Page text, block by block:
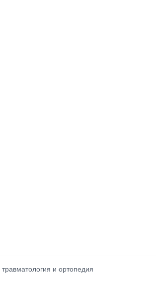
травматология и ортопедия